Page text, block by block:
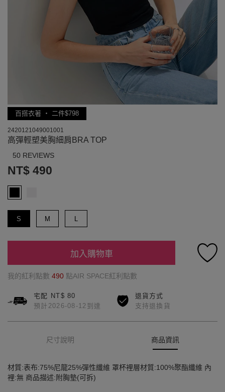
百搭衣著 ‧ 二件$798
2420121049001001
高彈輕塑美胸細肩BRA TOP
50 REVIEWS
NT$ 490
S M L
加入購物車
我的紅利點數 490 點AIR SPACE紅利點數
宅配 NT$ 80
預計2026-08-12到達
退貨方式
支持退換貨
尺寸說明 商品資訊
材質:表布:75%尼龍25%彈性纖維 罩杯裡層材質:100%聚酯纖維 內
裡:無 商品描述:附胸墊(可拆)